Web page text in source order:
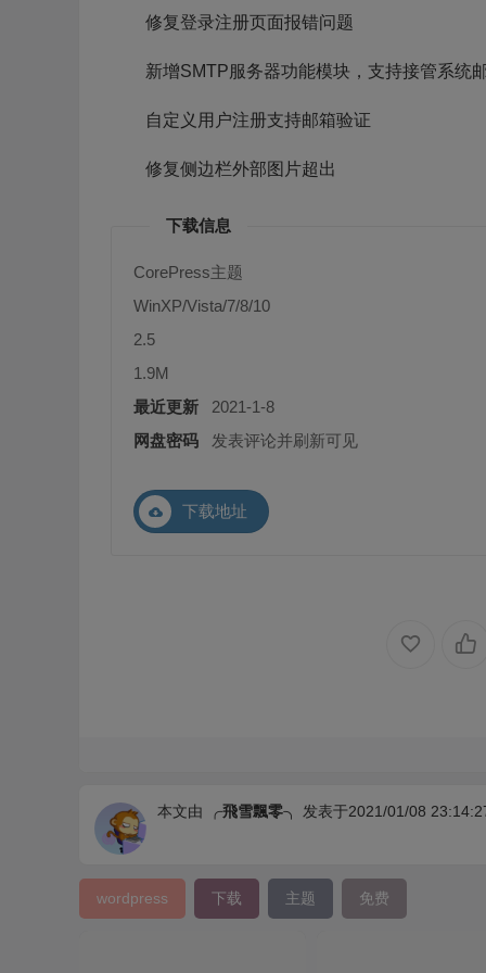
修复登录注册页面报错问题
新增SMTP服务器功能模块，支持接管系统
自定义用户注册支持邮箱验证
修复侧边栏外部图片超出
下载信息
CorePress主题
WinXP/Vista/7/8/10
2.5
1.9M
最近更新
2021-1-8
网盘密码
发表评论并刷新可见
下载地址
本文由 ╭飛雪飄零╮ 发表于2021/01/08
wordpress 下载 主题 免费